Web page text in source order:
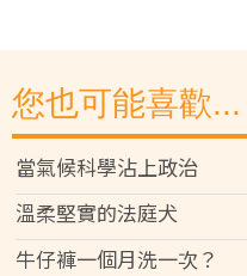
您也可能喜歡...
當氣候科學沾上政治
溫柔堅實的法庭犬
牛仔褲一個月洗一次？